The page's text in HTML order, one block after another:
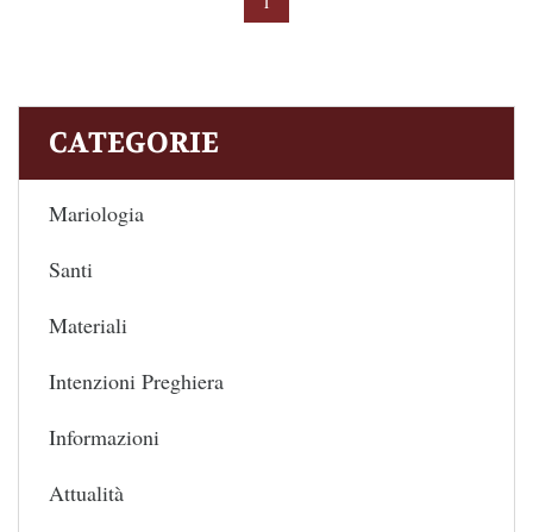
CATEGORIE
Mariologia
Santi
Materiali
Intenzioni Preghiera
Informazioni
Attualità